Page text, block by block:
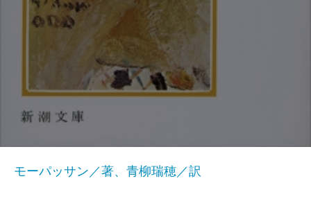
モーパッサン／著、青柳瑞穂／訳